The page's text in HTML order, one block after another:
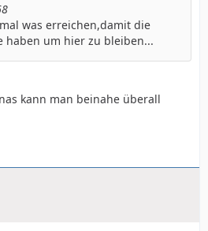
was erreichen,damit die
haben um hier zu bleiben...
kann man beinahe überall